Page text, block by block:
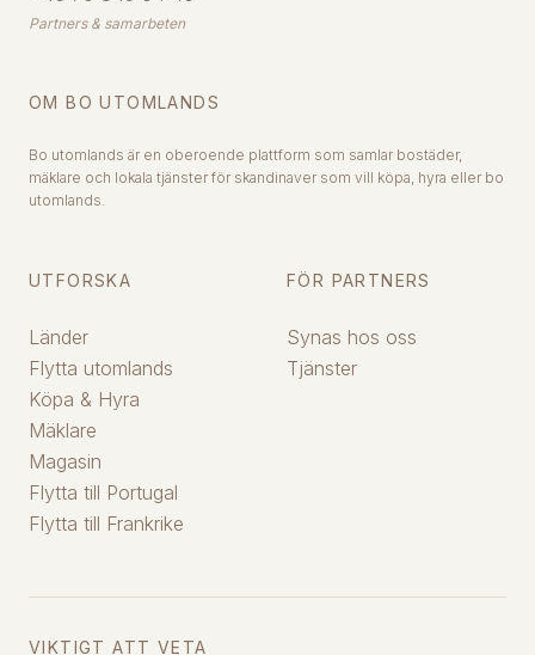
Partners & samarbeten
OM BO UTOMLANDS
Bo utomlands är en oberoende plattform som samlar bostäder,
mäklare och lokala tjänster för skandinaver som vill köpa, hyra eller bo
utomlands.
UTFORSKA
Länder
Flytta utomlands
Köpa & Hyra
Mäklare
Magasin
Flytta till Portugal
Flytta till Frankrike
FÖR PARTNERS
Synas hos oss
Tjänster
VIKTIGT ATT VETA